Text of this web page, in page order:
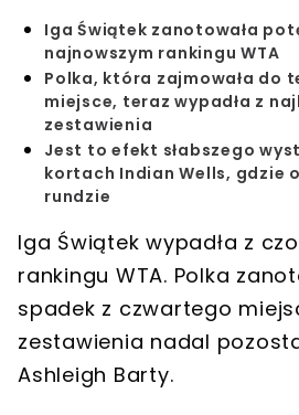
Iga Świątek zanotowała
najnowszym rankingu WTA
Polka, która zajmowała do
miejsce, teraz wypadła z
zestawienia
Jest to efekt słabszego
kortach Indian Wells, gdzie
rundzie
Iga Świątek wypadła z
rankingu WTA. Polka
spadek z czwartego
zestawienia nadal
Ashleigh Barty.